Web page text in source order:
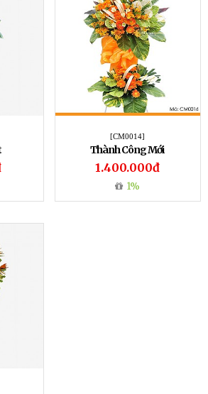
[CM0014]
Thành Công Mới
1.400.000đ
1%